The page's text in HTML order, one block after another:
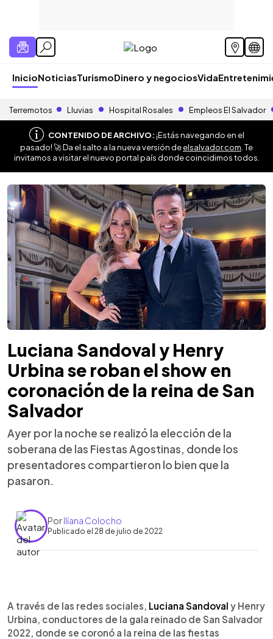
InicioNoticiasTurismoDinero y negociosVida
Terremotos Lluvias Hospital Rosales Empleos El Salvador
CONTENIDO DE ARCHIVO:¡Estás navegando en el
pasado! 🚀 Da el salto a la nueva versión deelsalvador.com . Te
invitamos a visitar el nuevo portal país donde coincidimos todos.
Luciana Sandoval y Henry
Urbina se roban el show en
coronación de la reina de San
Salvador
Ayer por la noche se realizó la elección de la
soberana de las Fiestas Agostinas, donde los
presentadores compartieron lo bien que la
pasaron.
PorIliana Colocho
Publicado el 28 de julio de 2022
► Escuchar artículo
A través de las redes sociales, Luciana Sandoval y Henry
Urbina, conductores de la gala reinado de San Salvador
2022, donde se coronó a la reina de las fiestas